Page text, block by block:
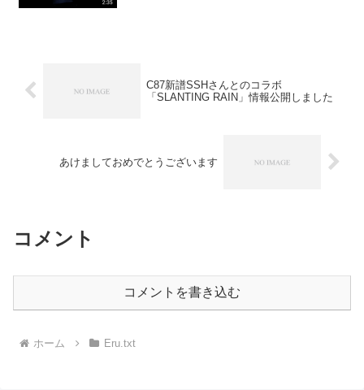
C87新譜SSHさんとのコラボ
「SLANTING RAIN」情報公開しました
あけましておめでとうございます
コメント
コメントを書き込む
ホーム Eru.txt